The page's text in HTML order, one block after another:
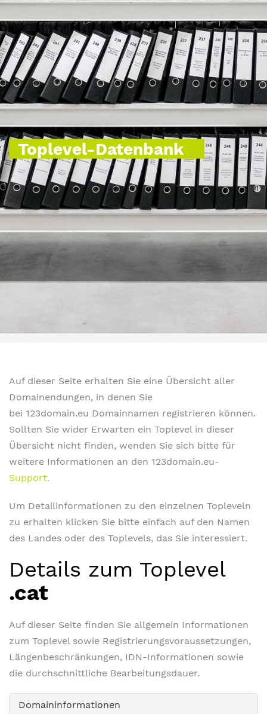
Toplevel-Datenbank
Auf dieser Seite erhalten Sie eine Übersicht aller
Domainendungen, in denen Sie
bei 123domain.eu Domainnamen registrieren können.
Sollten Sie wider Erwarten ein Toplevel in dieser
Übersicht nicht finden, wenden Sie sich bitte für
weitere Informationen an den 123domain.eu-
Support.
Um Detailinformationen zu den einzelnen Topleveln
zu erhalten klicken Sie bitte einfach auf den Namen
des Landes oder des Toplevels, das Sie interessiert.
Details zum Toplevel
.cat
Auf dieser Seite finden Sie allgemein Informationen
zum Toplevel sowie Registrierungsvoraussetzungen,
Längenbeschränkungen, IDN-Informationen sowie
die durchschnittliche Bearbeitungsdauer.
Domaininformationen